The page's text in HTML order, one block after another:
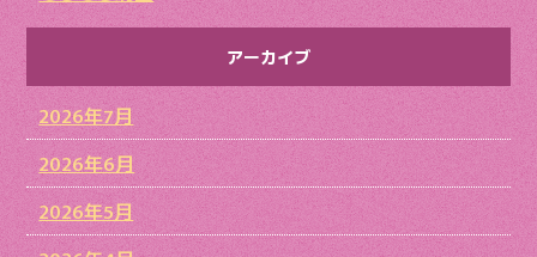
アーカイブ
2026年7月
2026年6月
2026年5月